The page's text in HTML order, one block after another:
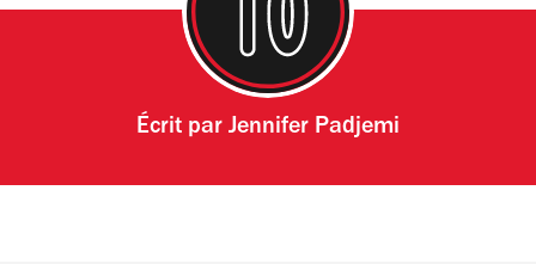
Écrit par Jennifer Padjemi